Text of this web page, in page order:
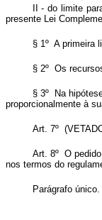
II - do limite
presente Lei
§ 1º A primeira
§ 2º Os
§ 3º Na
proporcionalmente à
Art. 7º
Art. 8º O
nos termos do
Parágrafo